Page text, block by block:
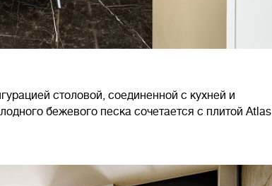
столовой, соединенной с кухней и
бежевого песка сочетается с плитой Atlas